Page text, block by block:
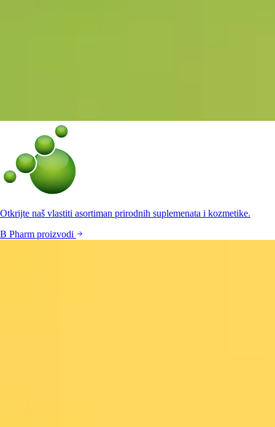
Otkrijte naš vlastiti asortiman prirodnih suplemenata i kozmetike.
B Pharm proizvodi